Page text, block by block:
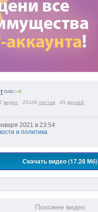
25482 +5
видео 20106 постов 45 друзей
2021 в 23:54
и политика
Скачать видео (17.28 Мб)
Похожее видео